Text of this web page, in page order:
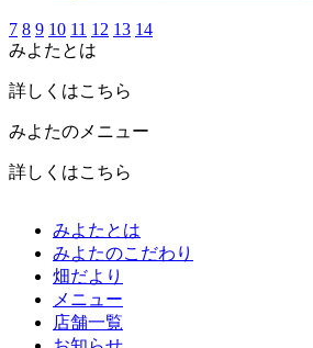
7 8 9 10 11 12 13 14
みよたとは
詳しくはこちら
みよたのメニュー
詳しくはこちら
みよたとは
みよたのこだわり
畑だより
メニュー
店舗一覧